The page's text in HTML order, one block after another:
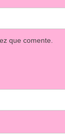
que comente.